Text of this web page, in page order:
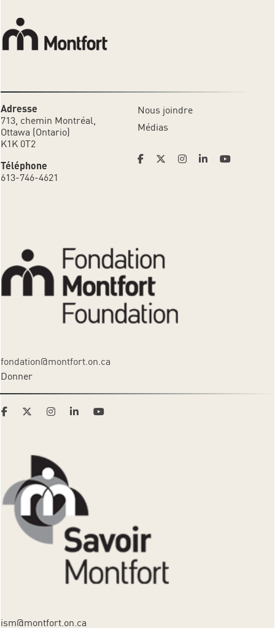
Adresse
713, chemin Montréal,
Ottawa (Ontario)
K1K 0T2
Téléphone
613-746-4621
Nous joindre
Médias
fondation@montfort.on.ca
Donner
ism@montfort.on.ca